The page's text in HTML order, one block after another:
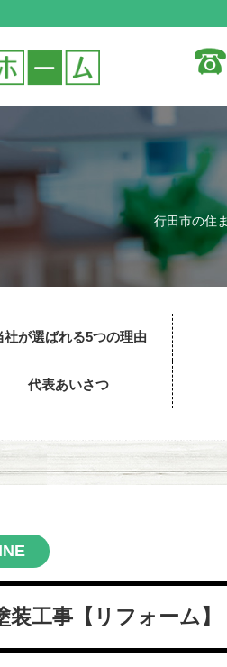
行田市の住
社が選ばれる5つの理由
代表あいさつ
工事【リフォーム】